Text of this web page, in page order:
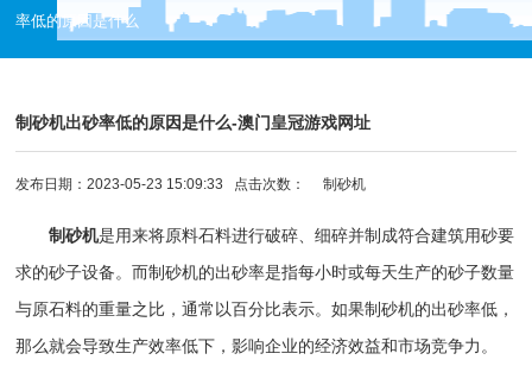
率低的原因是什么
制砂机出砂率低的原因是什么-澳门皇冠游戏网址
发布日期：2023-05-23 15:09:33 点击次数：制砂机
制砂机是用来将原料石料进行破碎、细碎并制成符合建筑用砂要
求的砂子设备。而制砂机的出砂率是指每小时或每天生产的砂子数量
与原石料的重量之比，通常以百分比表示。如果制砂机的出砂率低，
那么就会导致生产效率低下，影响企业的经济效益和市场竞争力。